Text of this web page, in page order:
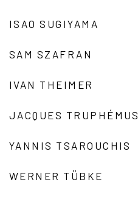
ISAO SUGIYAMA
SAM SZAFRAN
IVAN THEIMER
JACQUES TRUPHÉMUS
YANNIS TSAROUCHIS
WERNER TÜBKE